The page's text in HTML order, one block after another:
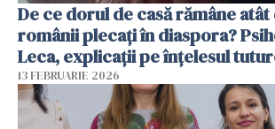
De ce dorul de casă rămâne atât
românii plecați în diaspora?
Leca, explicații pe înțelesul
13 FEBRUARIE 2026